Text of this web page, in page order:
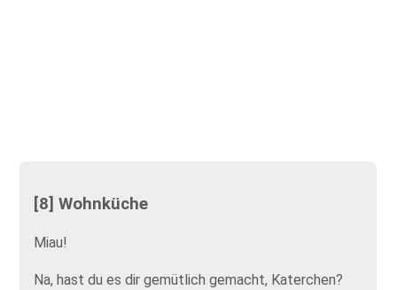
[8] Wohnküche
Miau!
Na, hast du es dir gemütlich gemacht, Katerchen?